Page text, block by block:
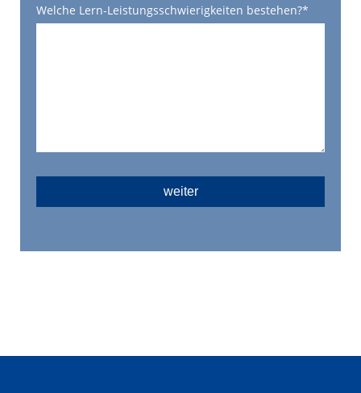
Pflichtfeld
Welche Lern-Leistungsschwierigkeiten bestehen?*
weiter